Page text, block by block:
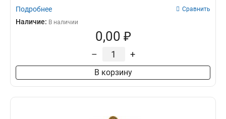
Подробнее Сравнить
Наличие: В наличии
0,00 ₽
– +
В корзину